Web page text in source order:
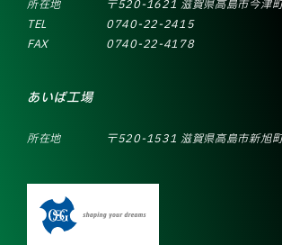
所在地
〒520-1621 滋賀県高島市今津
TEL
0740-22-2415
FAX
0740-22-4178
あいば工場
所在地 〒520-1531 滋賀県高島市新旭